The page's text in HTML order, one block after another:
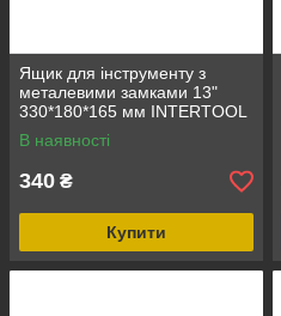
Ящик для інструменту з
металевими замками 13"
330*180*165 мм INTERTOOL
BX-1113
В наявності
340 ₴
Купити